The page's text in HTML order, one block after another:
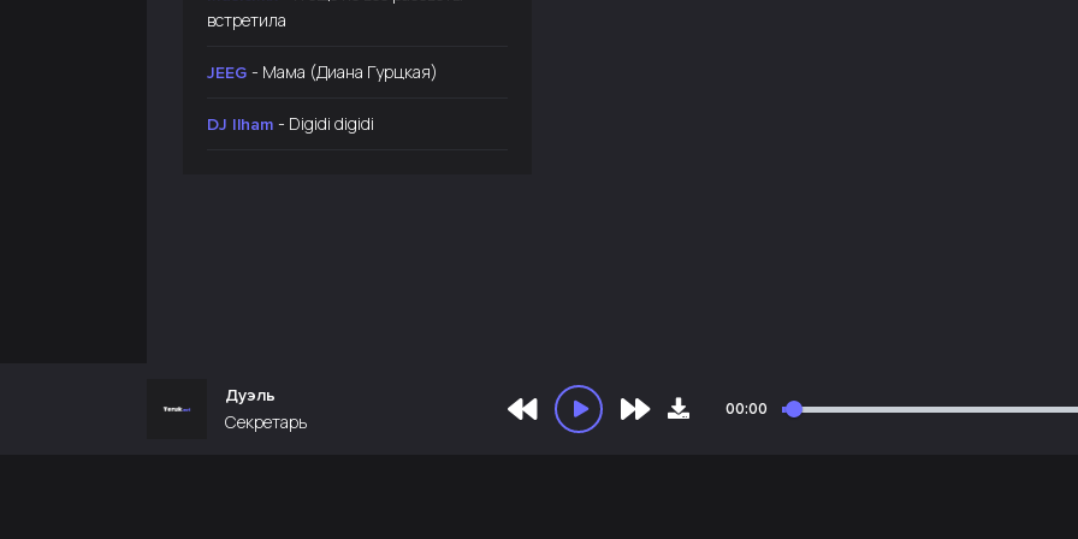
встретила
JEEG - Мама (Диана Гурцкая)
DJ Ilham - Digidi digidi
Дуэль
Секретарь
00:00